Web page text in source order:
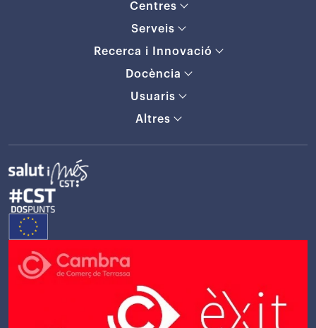
Centres
Serveis
Recerca i Innovació
Docència
Usuaris
Altres